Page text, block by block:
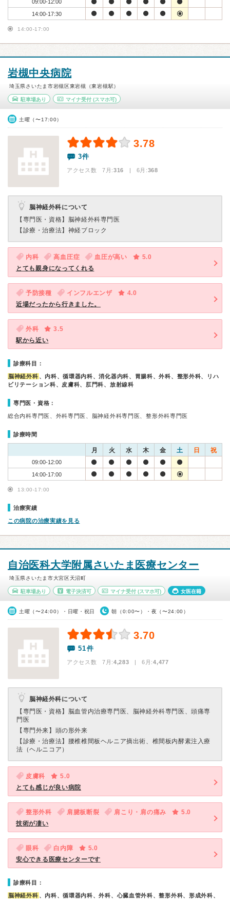
09:00-12:00
14:00-17:30
14:00-17:00
岩槻中央病院
埼玉県さいたま市岩槻区東岩槻（東岩槻駅）
駐車場あり マイナ受付(スマホ可)
土曜（〜17:00）
3.78
3件
アクセス数 7月:316 | 6月:368
脳神経外科について
【専門医・資格】 脳神経外科専門医
【診療・治療法】 神経ブロック
内科 高血圧症 血圧が高い
5.0
とても親身になってくれる
予防接種 インフルエンザ
4.0
近場だったから行きました。
外科
3.5
駅から近い
診療科目：
脳神経外科 、内科、循環器内科、消化器内科、胃腸科、外科、整形外科、リハ
ビリテーション科、皮膚科、肛門科、放射線科
専門医・資格：
総合内科専門医、外科専門医、脳神経外科専門医、整形外科専門医
診療時間
月 火 水 木 金 土 日 祝
09:00-12:00
14:00-17:00
13:00-17:00
治療実績
この病院の治療実績を見る
自治医科大学附属さいたま医療センター
埼玉県さいたま市大宮区天沼町
駐車場あり 電子決済可 マイナ受付 (スマホ可) 女医在籍
土曜（〜24:00）・日曜・祝日 朝（0:00〜）・夜（〜24:00）
3.70
51件
アクセス数 7月:4,283 | 6月:4,477
脳神経外科について
【専門医・資格】 脳血管内治療専門医、脳神経外科専門医、頭痛専
門医
【専門外来】 頭の形外来
【診療・治療法】
腰椎椎間板ヘルニア摘出術、椎間板内酵素注入療
法（ヘルニコア）
皮膚科
5.0
とても感じが良い病院
整形外科 肩腱板断裂 肩こり・肩の痛み
5.0
技術が凄い
眼科 白内障
5.0
安心できる医療センターです
診療科目：
脳神経外科 、内科、循環器内科、外科、心臓血管外科、整形外科、形成外科、